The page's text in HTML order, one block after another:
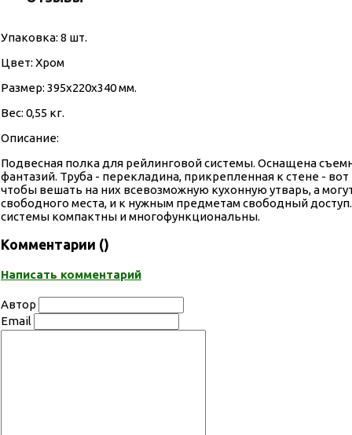
Упаковка: 8 шт.
Цвет: Хром
Размер: 395х220х340 мм.
Вес: 0,55 кг.
Описание:
Подвесная полка для рейлинговой системы. Оснащена
фантазий. Труба - перекладина, прикрепленная к стене -
чтобы вешать на них всевозможную кухонную утварь, а
свободного места, и к нужным предметам свободный
системы компактны и многофункциональны.
Комментарии ()
Написать комментарий
Автор
Email